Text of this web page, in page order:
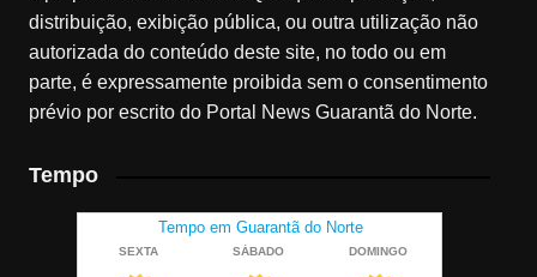
distribuição, exibição pública, ou outra utilização não
autorizada do conteúdo deste site, no todo ou em
parte, é expressamente proibida sem o consentimento
prévio por escrito do Portal News Guarantã do Norte.
Tempo